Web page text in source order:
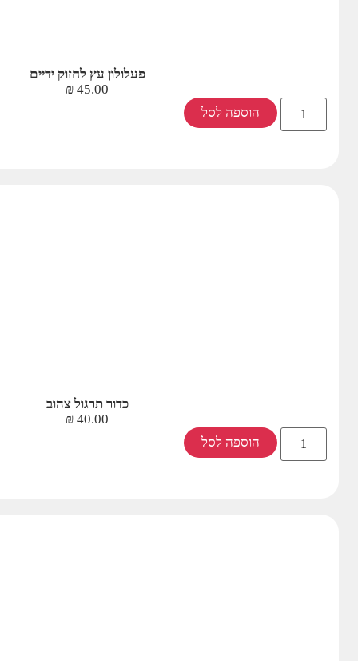
פעלולון עץ לחזוק ידיים
45.00
₪
הוספה לסל
כדור תרגול צהוב
40.00
₪
הוספה לסל